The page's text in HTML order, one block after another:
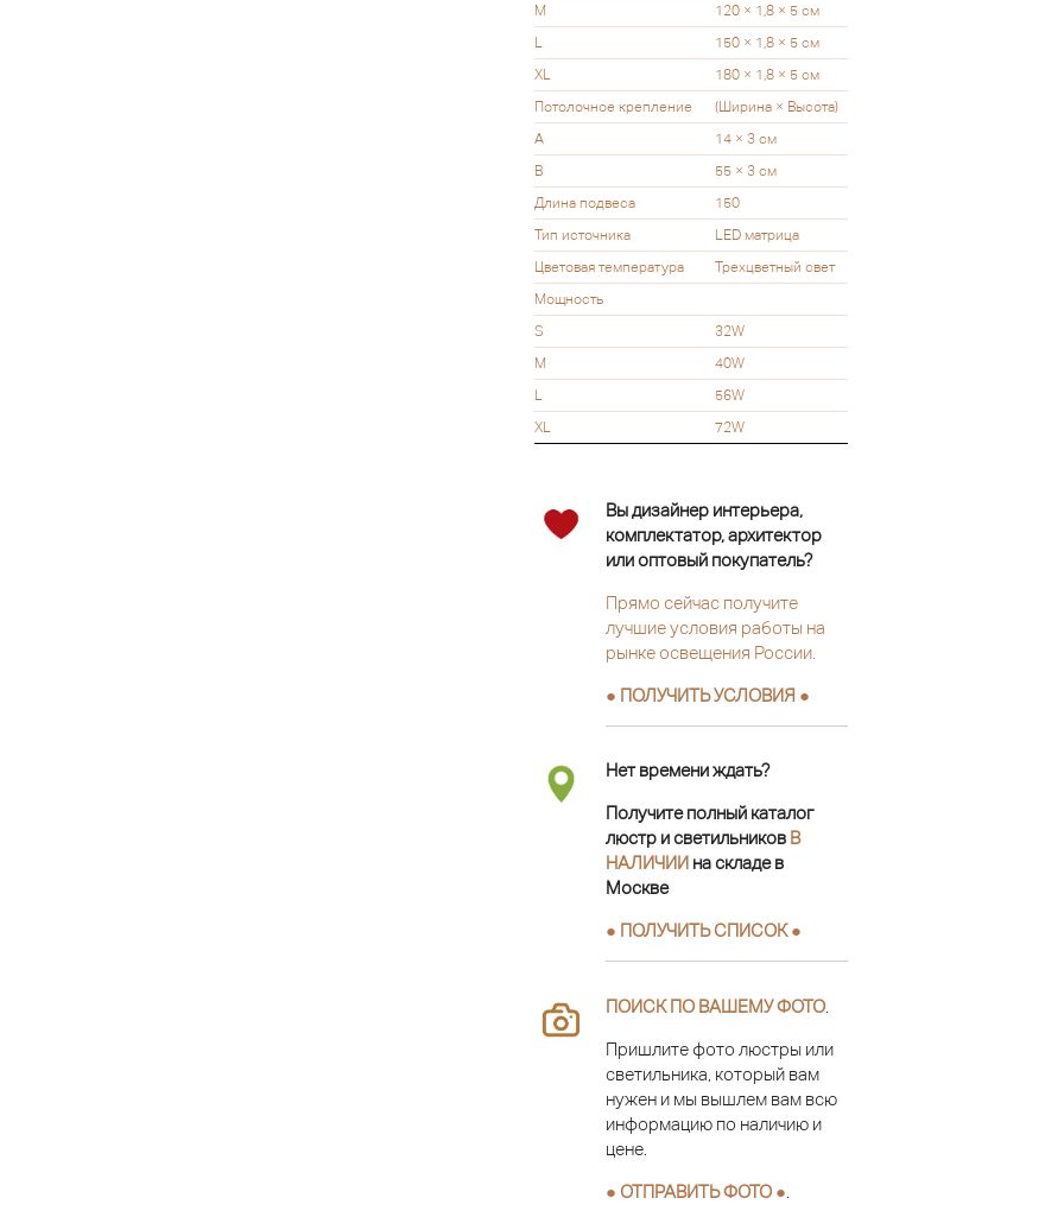
M
120 × 1,8 × 5 см
L
150 × 1,8 × 5 см
XL
180 × 1,8 × 5 см
Потолочное крепление
(Ширина × Высота)
A
14 × 3 см
B
55 × 3 см
Длина подвеса
150
Тип источника
LED матрица
Цветовая температура
Трехцветный свет
Мощность
S
32W
M
40W
L
56W
XL
72W
Вы дизайнер интерьера,
комплектатор, архитектор
или оптовый покупатель?
Прямо сейчас получите
лучшие условия работы на
рынке освещения России.
● ПОЛУЧИТЬ УСЛОВИЯ ●
Нет времени ждать?
Получите полный каталог
люстр и светильников В
НАЛИЧИИ на складе в
Москве
● ПОЛУЧИТЬ СПИСОК ●
ПОИСК ПО ВАШЕМУ ФОТО
Пришлите фото люстры или
светильника, который вам
нужен и мы вышлем вам всю
информацию по наличию и
цене.
● ОТПРАВИТЬ ФОТО ●